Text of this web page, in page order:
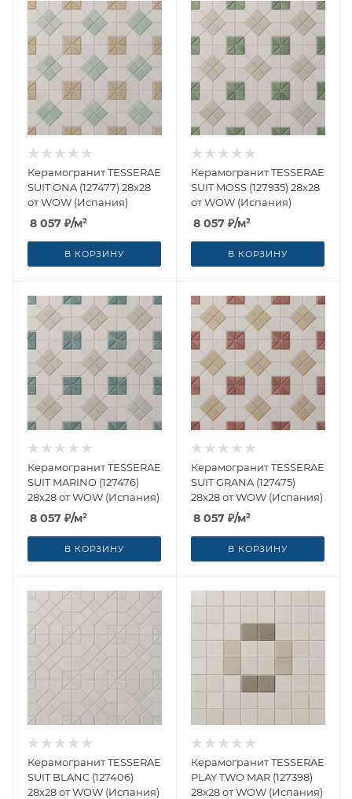
Керамогранит TESSERAE
SUIT ONA (127477) 28x28
от WOW (Испания)
8 057 ₽/м²
В КОРЗИНУ
Керамогранит TESSERAE
SUIT MOSS (127935) 28x28
от WOW (Испания)
8 057 ₽/м²
В КОРЗИНУ
Керамогранит TESSERAE
SUIT MARINO (127476)
28x28 от WOW (Испания)
8 057 ₽/м²
В КОРЗИНУ
Керамогранит TESSERAE
SUIT GRANA (127475)
28x28 от WOW (Испания)
8 057 ₽/м²
В КОРЗИНУ
Керамогранит TESSERAE
SUIT BLANC (127406)
28x28 от WOW (Испания)
Керамогранит TESSERAE
PLAY TWO MAR (127398)
28x28 от WOW (Испания)